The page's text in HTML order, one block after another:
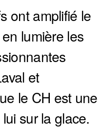
ont amplifié le
lumière les
et
le CH est une
sur la glace.